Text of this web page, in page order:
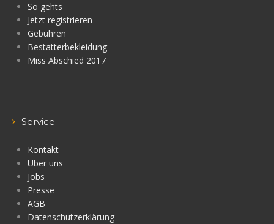
So gehts
Jetzt registrieren
Gebühren
Bestatterbekleidung
Miss Abschied 2017
Service
Kontakt
Über uns
Jobs
Presse
AGB
Datenschutzerklärung